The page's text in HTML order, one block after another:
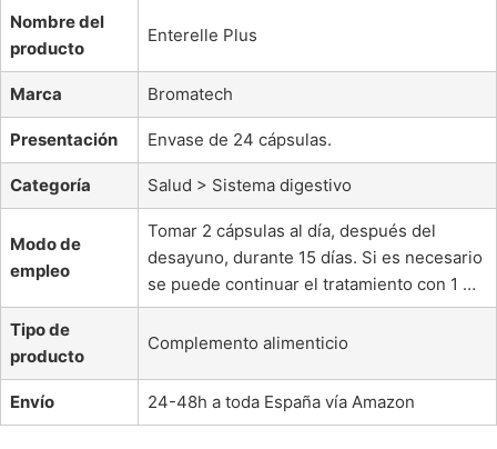
Nombre del
producto
Enterelle Plus
Marca Bromatech
Presentación Envase de 24 cápsulas.
Categoría Salud > Sistema digestivo
Modo de
empleo
Tomar 2 cápsulas al día, después del
desayuno, durante 15 días. Si es necesario
se puede continuar el tratamiento con 1 …
Tipo de
producto
Complemento alimenticio
Envío 24-48h a toda España vía Amazon